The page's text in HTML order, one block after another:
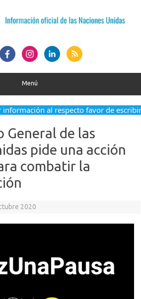
Menú
al respecto favor de escribir
General de las
pide una acción
combatir la
2020